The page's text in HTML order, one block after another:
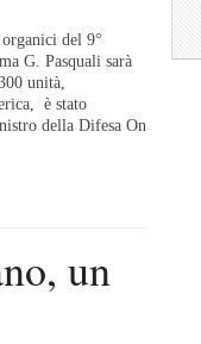
del 9°
G. Pasquali sarà
unità,
è stato
della Difesa On
un